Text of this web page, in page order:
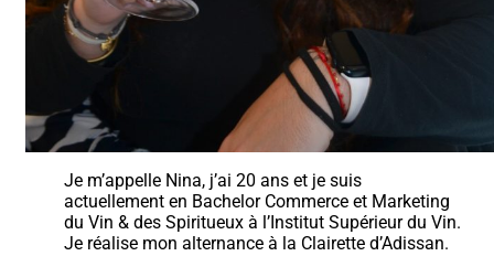
Je m’appelle Nina, j’ai 20 ans et je suis
actuellement en Bachelor Commerce et Marketing
du Vin & des Spiritueux à l’Institut Supérieur du Vin.
Je réalise mon alternance à la Clairette d’Adissan.